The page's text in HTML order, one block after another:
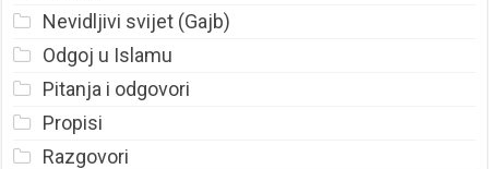
Nevidljivi svijet (Gajb)
Odgoj u Islamu
Pitanja i odgovori
Propisi
Razgovori